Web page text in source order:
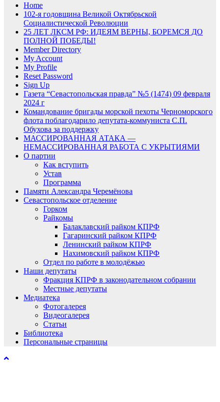
Home
102-я годовщина Великой Октябрьской
Социалистической Революции
25 ЛЕТ ЛКСМ РФ: ИДЕЯМ ВЕРНЫ, БОРЕМСЯ ДО
ПОЛНОЙ ПОБЕДЫ!
Member Directory
My Account
My Profile
Reset Password
Sign Up
Газета “Севастопольская правда” №5 (1474) 09 февраля
2024 г
Командование бригады морской пехоты Черноморского
флота поблагодарило депутата-коммуниста С.П.
Обухова за поддержку
МАССИРОВАННАЯ АТАКА —
НЕМАССИРОВАННАЯ РАБОТА С УКРЫТИЯМИ
О партии
Как вступить
Устав
Программа
Памяти Александра Черемёнова
Севастопольское отделение
Горком
Райкомы
Балаклавский райком КПРФ
Гагаринский райком КПРФ
Ленинский райком КПРФ
Нахимовский райком КПРФ
Отдел по работе в молодёжью
Наши депутаты
Фракция КПРФ в законодательном собрании
Местные депутаты
Медиатека
Фотогалерея
Видеогалерея
Статьи
Библиотека
Персональные страницы